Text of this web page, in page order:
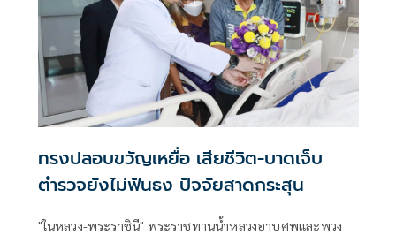
ทรงปลอบขวัญเหยื่อ เสียชีวิต-บาดเจ็บ
ตำรวจยังไม่ฟันธง ปัจจัยสาดกระสุน
"ในหลวง-พระราชินี" พระราชทานน้ำหลวงอาบศพและพวง